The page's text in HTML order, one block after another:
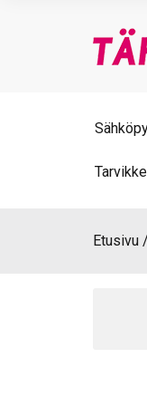
Etusivu